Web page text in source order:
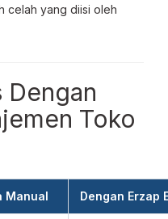
celah yang diisi oleh
Dengan
Toko
Manual Dengan Erzap